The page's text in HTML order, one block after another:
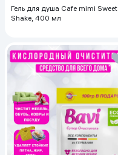
Гель для душа Cafe mimi Sweet
Shake, 400 мл